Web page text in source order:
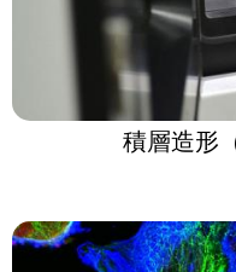
積層造形